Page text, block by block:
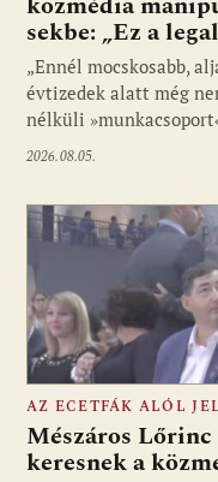
Fotó: media1.hu
sekbe: „Ez a
„Ennél mocskosabb,
évtizedek alatt még
nélküli
2026.08.05.
AZ ECETFÁK ALÓL
Mészáros
keresnek a